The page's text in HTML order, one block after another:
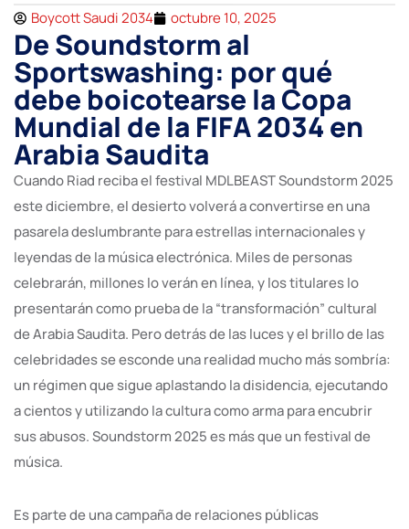
Boycott Saudi 2034 octubre 10, 2025
De Soundstorm al
Sportswashing: por qué
debe boicotearse la Copa
Mundial de la FIFA 2034 en
Arabia Saudita
Cuando Riad reciba el festival MDLBEAST Soundstorm 2025
este diciembre, el desierto volverá a convertirse en una
pasarela deslumbrante para estrellas internacionales y
leyendas de la música electrónica. Miles de personas
celebrarán, millones lo verán en línea, y los titulares lo
presentarán como prueba de la “transformación” cultural
de Arabia Saudita. Pero detrás de las luces y el brillo de las
celebridades se esconde una realidad mucho más sombría:
un régimen que sigue aplastando la disidencia, ejecutando
a cientos y utilizando la cultura como arma para encubrir
sus abusos. Soundstorm 2025 es más que un festival de
música.
Es parte de una campaña de relaciones públicas